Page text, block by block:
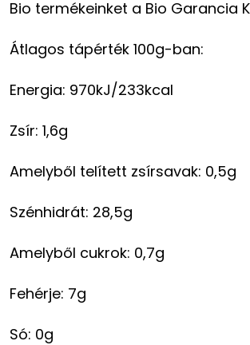
Bio termékeinket a Bio Garancia
Átlagos tápérték 100g-ban:
Energia: 970kJ/233kcal
Zsír: 1,6g
Amelyből telített zsírsavak: 0,5g
Szénhidrát: 28,5g
Amelyből cukrok: 0,7g
Fehérje: 7g
Só: 0g